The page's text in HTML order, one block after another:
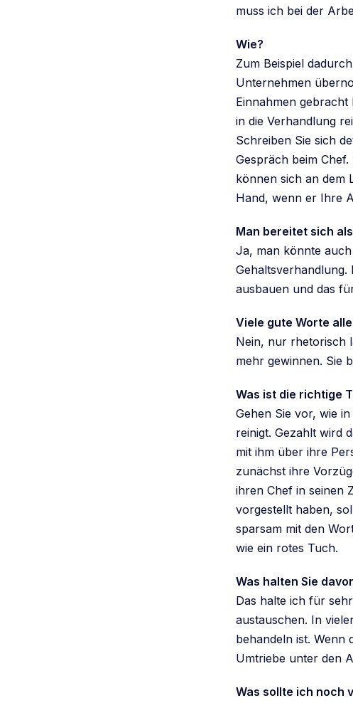
muss ich bei der
Wie?
Zum Beispiel
Unternehmen
Einnahmen
in die Verhandlung
Schreiben Sie sich
Gespräch beim
können sich an dem
Hand, wenn er Ihre
Man bereitet sich
Ja, man könnte
Gehaltsverhandlung.
ausbauen und das
Viele gute Worte
Nein, nur rhetorisch
mehr gewinnen. Sie
Was ist die richtige
Gehen Sie vor, wie
reinigt. Gezahlt wird
mit ihm über ihre
zunächst ihre
ihren Chef in seinen
vorgestellt haben,
sparsam mit den
wie ein rotes Tuch.
Was halten Sie
Das halte ich für
austauschen. In
behandeln ist.
Umtriebe unter den
Was sollte ich noch